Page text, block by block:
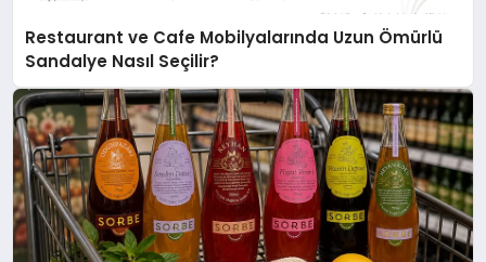
Restaurant ve Cafe Mobilyalarında Uzun Ömürlü
Sandalye Nasıl Seçilir?